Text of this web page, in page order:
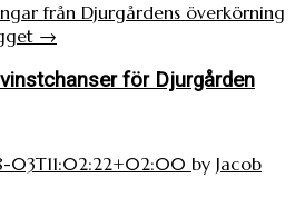
från Djurgårdens överkörning
→
för Djurgården
03T11:02:22+02:00 by Jacob